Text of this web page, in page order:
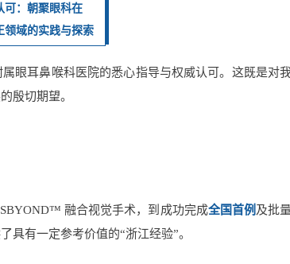
可：朝聚眼科在
领域的实践与探索
眼耳鼻喉科医院的悉心指导与权威认可。这既是对
殷切期望。
融合视觉手术，到成功完成全国首例 及批
具有一定参考价值的“浙江经验”。